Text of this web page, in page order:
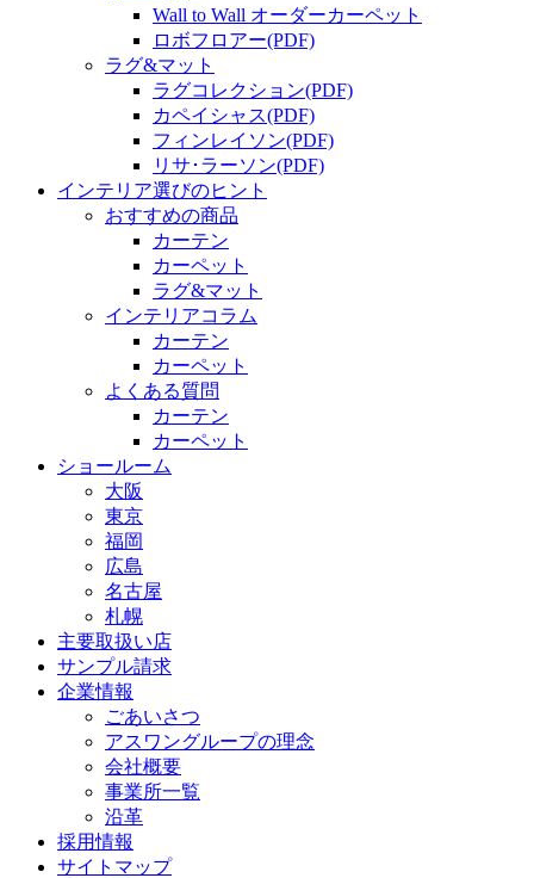
Wall to Wall オーダーカーペット
ロボフロアー(PDF)
ラグ&マット
ラグコレクション(PDF)
カペイシャス(PDF)
フィンレイソン(PDF)
リサ･ラーソン(PDF)
インテリア選びのヒント
おすすめの商品
カーテン
カーペット
ラグ&マット
インテリアコラム
カーテン
カーペット
よくある質問
カーテン
カーペット
ショールーム
大阪
東京
福岡
広島
名古屋
札幌
主要取扱い店
サンプル請求
企業情報
ごあいさつ
アスワングループの理念
会社概要
事業所一覧
沿革
採用情報
サイトマップ